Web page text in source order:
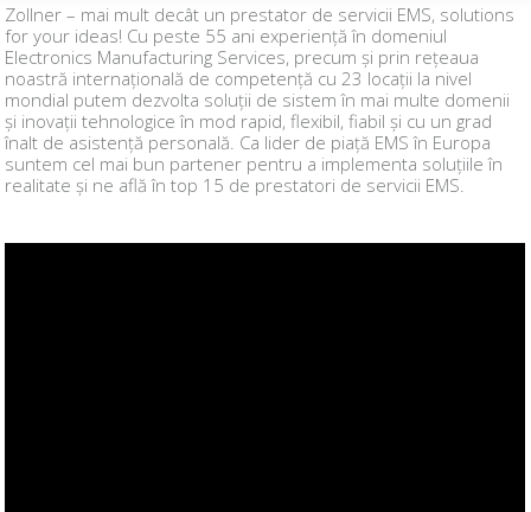
Zollner – mai mult decât un prestator de servicii EMS, solutions
for your ideas! Cu peste 55 ani experiență în domeniul
Electronics Manufacturing Services, precum și prin rețeaua
noastră internațională de competență cu 23 locații la nivel
mondial putem dezvolta soluții de sistem în mai multe domenii
și inovații tehnologice în mod rapid, flexibil, fiabil și cu un grad
înalt de asistență personală. Ca lider de piață EMS în Europa
suntem cel mai bun partener pentru a implementa soluțiile în
realitate și ne află în top 15 de prestatori de servicii EMS.